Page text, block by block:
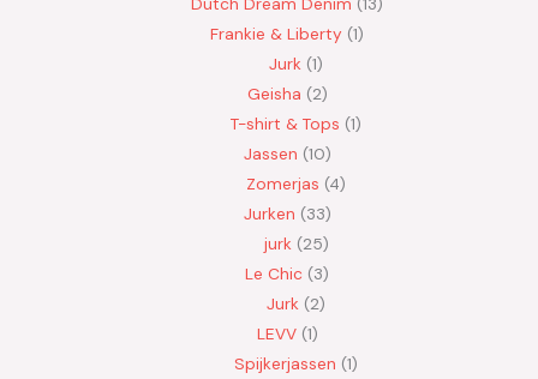
Frankie & Liberty 1
Jurk 1
Geisha 2
T-shirt & Tops 1
Jassen 10
Zomerjas 4
Jurken 33
jurk 25
Le Chic 3
Jurk 2
LEVV 1
Spijkerjassen 1